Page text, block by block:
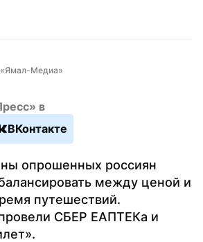
Медиа»
в
ВКонтакте
опрошенных россиян
между ценой и
путешествий.
СБЕР ЕАПТЕКа и